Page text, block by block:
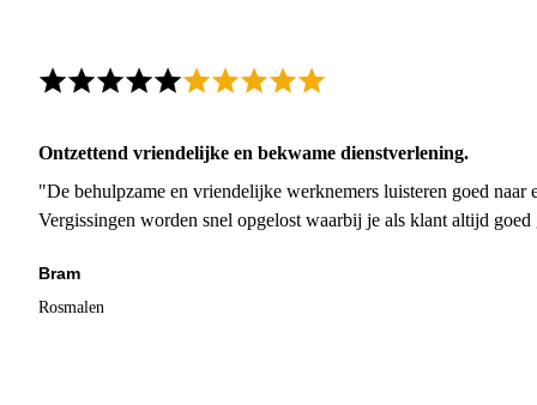
Ontzettend vriendelijke en bekwame dienstverlening.
"De behulpzame en vriendelijke werknemers luisteren goed naar
Vergissingen worden snel opgelost waarbij je als klant altijd
Bram
Rosmalen